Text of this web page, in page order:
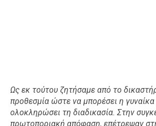
Ως εκ τούτου ζητήσαμε από το
προθεσμία ώστε να μπορέσει η
ολοκληρώσει τη διαδικασία. Στην
πρωτοποριακή απόφαση, επέτρεψαν